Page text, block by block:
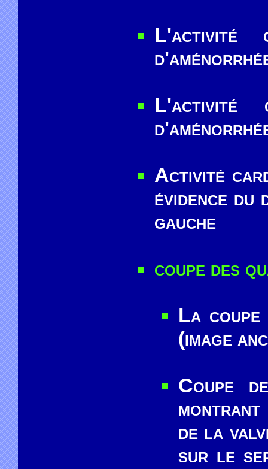
L'activité
L'activité
Activité
évidence
gauche
coupe des
La
(image
Coupe
de la
sur le